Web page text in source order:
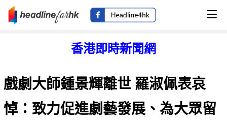
香港即時新聞網
戲劇大師鍾景輝離世 羅淑佩表哀
悼：致力促進劇藝發展、為大眾留